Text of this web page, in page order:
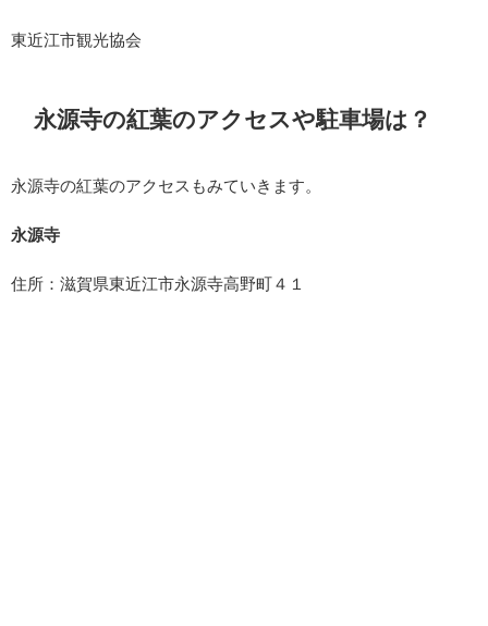
東近江市観光協会
永源寺の紅葉のアクセスや駐車場は？
永源寺の紅葉のアクセスもみていきます。
永源寺
住所：滋賀県東近江市永源寺高野町４１